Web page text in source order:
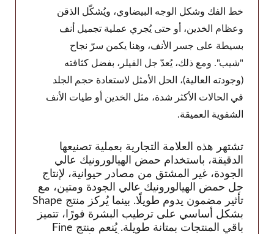
خط الفك وشكل الوجه البيضاوي، ويُشكّل الذقن
وعظام الخدين، أو حتى يُجري عملية تجميل أنف
بسيطة على جسر الأنف، وهنا يكمن سرّ نجاح
"شيب". ومع ذلك، يُعدّ جل الفيلر، بفضل كثافته
(وجودته العالية)، الحل الأمثل لاستعادة حجم الجلد
في الحالات الأكثر شدة، مثل الخدين أو طيات الأنف
الشفوية العميقة.
تشتهر هذه العلامة التجارية بعملية تصنيعها
الدقيقة، باستخدام حمض الهيالورونيك عالي
الجودة، غير المشتق من مصادر حيوانية، لإنتاج
جل حمض الهيالورونيك عالي الجودة ومتين، مع
تأثير مضمون يدوم طويلًا. بينما يُركز منتج Shape
بشكل أساسي على ترطيب البشرة فورًا، تتميز
باقي المنتجات بمتانة طويلة. يُنعم منتج Fine
Professional Derma
Prollenium
PY Medical
Reanzen
Regen Biotech
So Young
Teoxane
فيسينتوم